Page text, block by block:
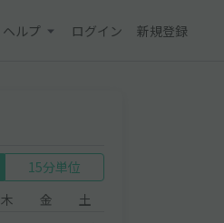
ヘルプ ログイン 新規登録
15分単位
木 金
土